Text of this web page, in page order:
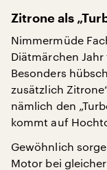
Zitrone als
Nimmermüde
Diätmärchen
Besonders
zusätzlich
nämlich den
kommt auf
Gewöhnlich
Motor bei